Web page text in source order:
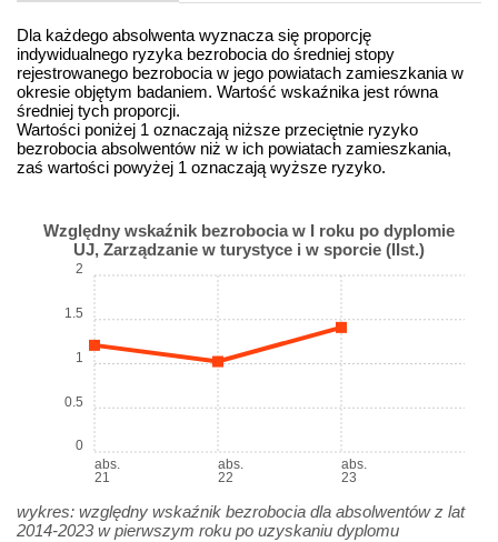
Dla każdego absolwenta wyznacza się proporcję
indywidualnego ryzyka bezrobocia do średniej stopy
rejestrowanego bezrobocia w jego powiatach zamieszkania w
okresie objętym badaniem. Wartość wskaźnika jest równa
średniej tych proporcji.
Wartości poniżej 1 oznaczają niższe przeciętnie ryzyko
bezrobocia absolwentów niż w ich powiatach zamieszkania,
zaś wartości powyżej 1 oznaczają wyższe ryzyko.
Względny wskaźnik bezrobocia w I roku po dyplomie
UJ, Zarządzanie w turystyce i w sporcie (IIst.)
abs.
21
abs.
22
abs.
23
0
0.5
1
1.5
2
wykres: względny wskaźnik bezrobocia dla absolwentów z lat
2014-2023 w pierwszym roku po uzyskaniu dyplomu